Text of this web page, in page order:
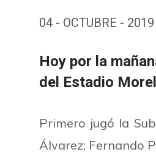
04 - OCTUBRE - 2019
Hoy por la
del Estadio
Primero jugó la
Álvarez; Fernando